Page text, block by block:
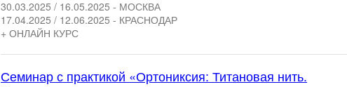
30.03.2025 / 16.05.2025 - МОСКВА
17.04.2025 / 12.06.2025 - КРАСНОДАР
+ ОНЛАЙН КУРС
Семинар с практикой «Ортониксия: Титановая нить.